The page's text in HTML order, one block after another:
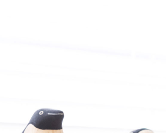
睡眠時無呼吸症：マウスピースによる治療